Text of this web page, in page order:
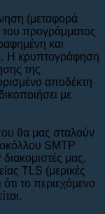
(μεταφορά
του προγράμματος
και
Η κρυπτογράφηση
της
αποδέκτη
με
θα μας σταλούν
SMTP
μας,
TLS (μερικές
το περιεχόμενο